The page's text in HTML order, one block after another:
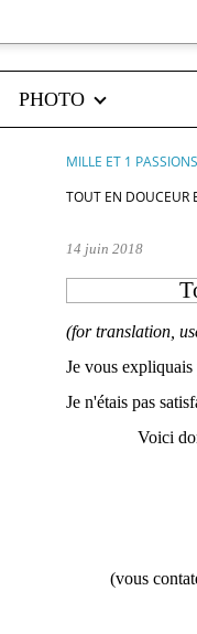
PHOTO
MILLE ET 1 PASSIONS
TOUT EN DOUCEUR
14 juin 2018
(for translation,
Je vous
Je n'étais pas
Voici
(vous